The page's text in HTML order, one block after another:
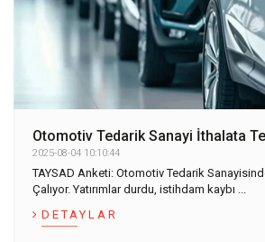
Otomotiv Tedarik Sanayi İthalata
2025-08-04 10:10:44
TAYSAD Anketi: Otomotiv Tedarik
Çalıyor. Yatırımlar durdu, istihdam kaybı ...
DETAYLAR